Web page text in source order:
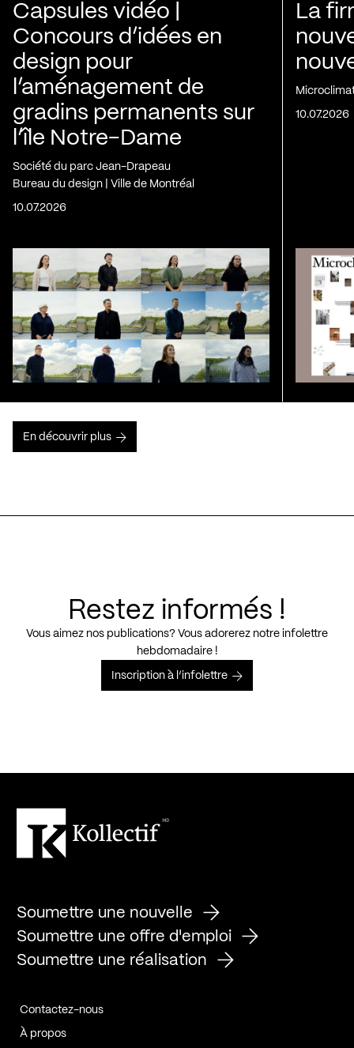
Capsules vidéo |
Concours d’idées en
design pour
l’aménagement de
gradins permanents sur
l’île Notre-Dame
Société du parc Jean-Drapeau
Bureau du design | Ville de Montréal
10.07.2026
La
10.07.2026
En découvrir plus
Restez informés !
Vous aimez nos publications? Vous adorerez notre infolettre
hebdomadaire !
Inscription à l’infolettre
Soumettre une nouvelle
Soumettre une offre d'emploi
Soumettre une réalisation
Contactez-nous
À propos